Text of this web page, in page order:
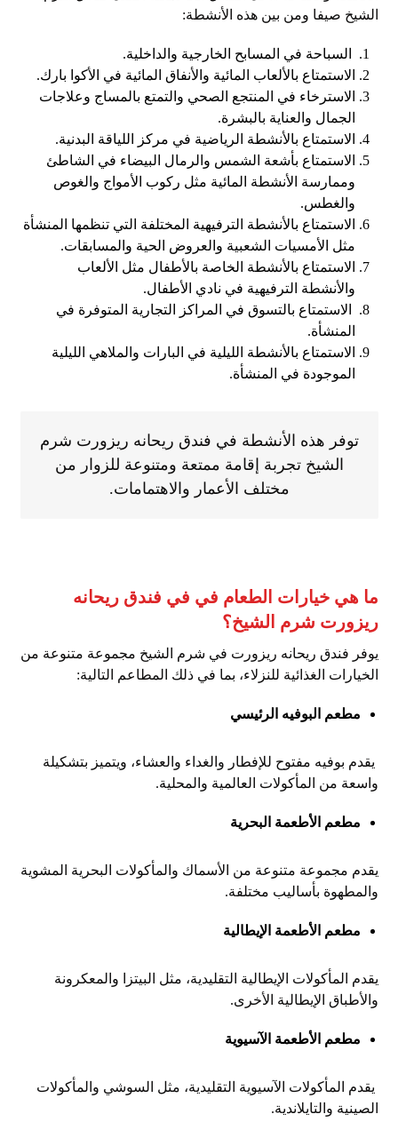
الشيخ صيفا ومن بين هذه الأنشطة:
السباحة في المسابح الخارجية والداخلية.
الاستمتاع بالألعاب المائية والأنفاق المائية في الأكوا بارك.
الاسترخاء في المنتجع الصحي والتمتع بالمساج وعلاجات
الجمال والعناية بالبشرة.
الاستمتاع بالأنشطة الرياضية في مركز اللياقة البدنية.
الاستمتاع بأشعة الشمس والرمال البيضاء في الشاطئ
وممارسة الأنشطة المائية مثل ركوب الأمواج والغوص
والغطس.
الاستمتاع بالأنشطة الترفيهية المختلفة التي تنظمها المنشأة
مثل الأمسيات الشعبية والعروض الحية والمسابقات.
الاستمتاع بالأنشطة الخاصة بالأطفال مثل الألعاب
والأنشطة الترفيهية في نادي الأطفال.
الاستمتاع بالتسوق في المراكز التجارية المتوفرة في
المنشأة.
الاستمتاع بالأنشطة الليلية في البارات والملاهي الليلية
الموجودة في المنشأة.
توفر هذه الأنشطة في فندق ريحانه ريزورت شرم
الشيخ تجربة إقامة ممتعة ومتنوعة للزوار من
مختلف الأعمار والاهتمامات.
ما هي خيارات الطعام في في فندق ريحانه
ريزورت شرم الشيخ؟
يوفر فندق ريحانه ريزورت في شرم الشيخ مجموعة متنوعة من
الخيارات الغذائية للنزلاء، بما في ذلك المطاعم التالية:
مطعم البوفيه الرئيسي
يقدم بوفيه مفتوح للإفطار والغداء والعشاء، ويتميز بتشكيلة
واسعة من المأكولات العالمية والمحلية.
مطعم الأطعمة البحرية
يقدم مجموعة متنوعة من الأسماك والمأكولات البحرية المشوية
والمطهوة بأساليب مختلفة.
مطعم الأطعمة الإيطالية
يقدم المأكولات الإيطالية التقليدية، مثل البيتزا والمعكرونة
والأطباق الإيطالية الأخرى.
مطعم الأطعمة الآسيوية
يقدم المأكولات الآسيوية التقليدية، مثل السوشي والمأكولات
الصينية والتايلاندية.